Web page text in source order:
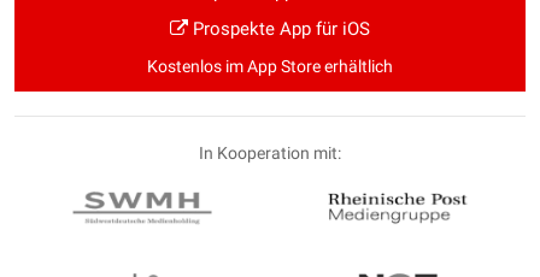
Prospekte App für iOS
Kostenlos im App Store erhältlich
In Kooperation mit: